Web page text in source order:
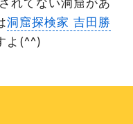
洞窟探検家 吉田勝
よ(^^)